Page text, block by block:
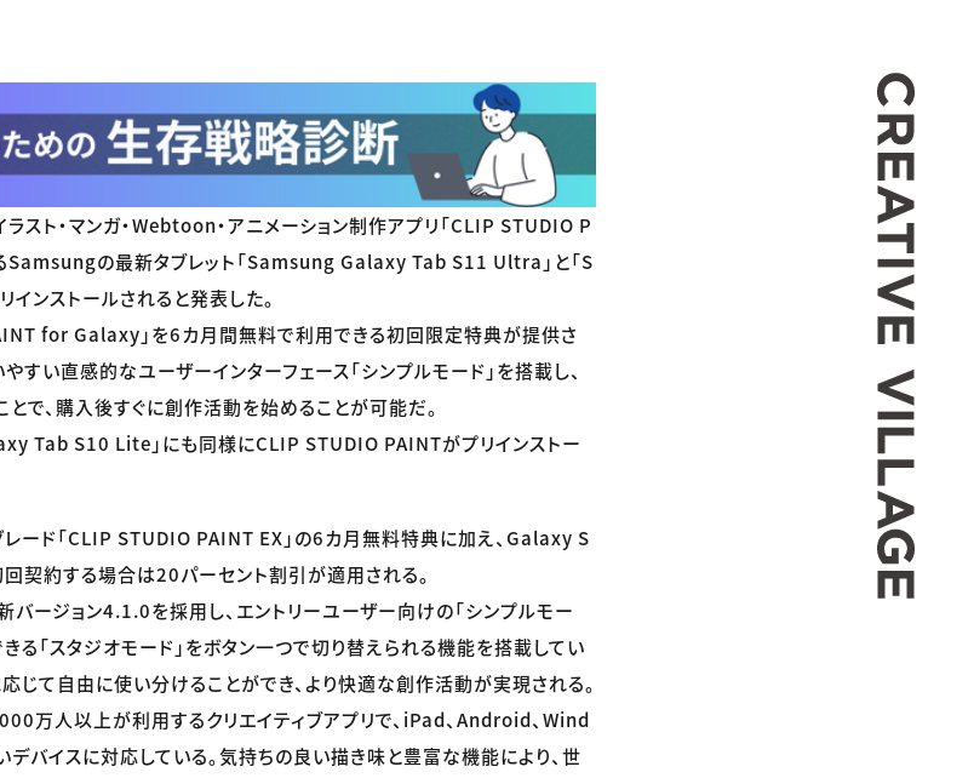
スト・マンガ・Webtoon・アニメーション制作アプリ「CLIP STUDIO P
Samsungの最新タブレット「Samsung Galaxy Tab S11 Ultra」と「S
ンストールされると発表した。
for Galaxy」を6カ月間無料で利用できる初回限定特典が提供さ
すい直感的なユーザーインターフェース「シンプルモード」を搭載し、
で、購入後すぐに創作活動を始めることが可能だ。
Tab S10 Lite」にも同様にCLIP STUDIO PAINTがプリインストー
ード「CLIP STUDIO PAINT EX」の6カ月無料特典に加え、Galaxy S
契約する場合は20パーセント割引が適用される。
ージョン4.1.0を採用し、エントリーユーザー向けの「シンプルモー
る「スタジオモード」をボタン一つで切り替えられる機能を搭載してい
じて自由に使い分けることができ、より快適な創作活動が実現される。
万人以上が利用するクリエイティブアプリで、iPad、Android、Wind
バイスに対応している。気持ちの良い描き味と豊富な機能により、世